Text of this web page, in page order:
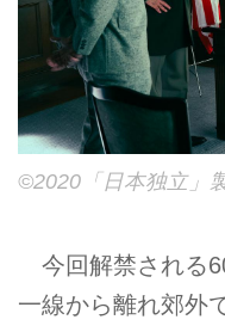
©2020「日本独立」
今回解禁される
一線から離れ郊外